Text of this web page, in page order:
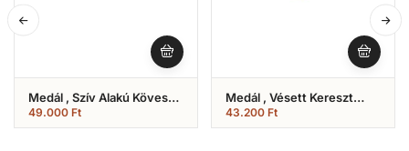
Medál , Szív Alakú Köves
Modell (Nr.26)
49.000 Ft
Medál , Vésett Kereszt
(Nr.14)
43.200 Ft